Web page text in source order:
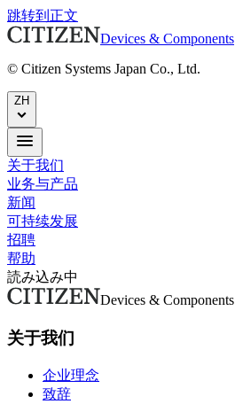
跳转到正文
Devices & Components
© Citizen Systems Japan Co., Ltd.
ZH
关于我们
业务与产品
新闻
可持续发展
招聘
帮助
読み込み中
Devices & Components
关于我们
企业理念
致辞